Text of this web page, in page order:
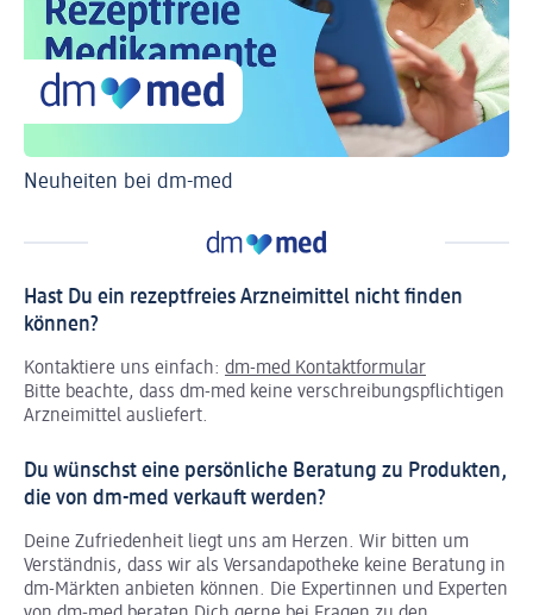
Neuheiten bei dm-med
Hast Du ein rezeptfreies Arzneimittel nicht finden
können?
Kontaktiere uns einfach: dm-med Kontaktformular
Bitte beachte, dass dm-med keine verschreibungspflichtigen
Arzneimittel ausliefert.
Du wünschst eine persönliche Beratung zu Produkten,
die von dm-med verkauft werden?
Deine Zufriedenheit liegt uns am Herzen. Wir bitten um
Verständnis, dass wir als Versandapotheke keine Beratung in
dm-Märkten anbieten können. Die Expertinnen und Experten